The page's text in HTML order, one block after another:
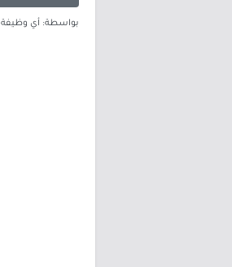
بواسطة: أي وظيفة